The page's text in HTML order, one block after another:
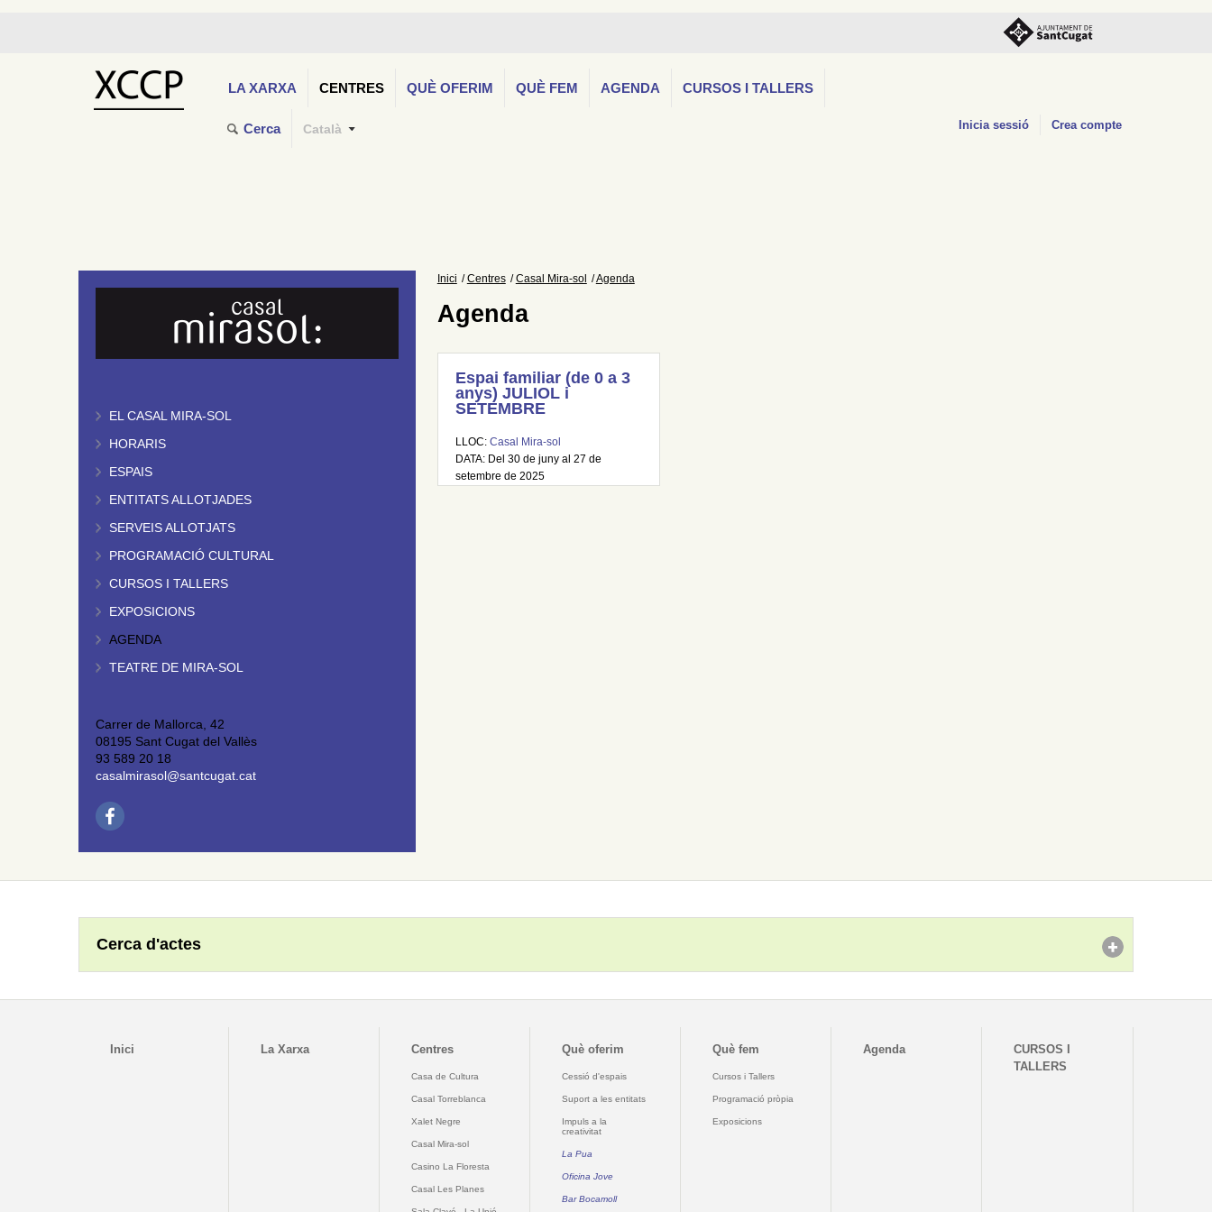
LA XARXA CENTRES QUÈ OFERIM QUÈ FEM AGENDA CURSOS I TALLERS
Cerca Català Inicia sessió Crea compte
EL CASAL MIRA-SOL
HORARIS
ESPAIS
ENTITATS ALLOTJADES
SERVEIS ALLOTJATS
PROGRAMACIÓ CULTURAL
CURSOS I TALLERS
EXPOSICIONS
AGENDA
TEATRE DE MIRA-SOL
Carrer de Mallorca, 42
08195 Sant Cugat del Vallès
93 589 20 18
casalmirasol@santcugat.cat
Inici Centres Casal Mira-sol Agenda
Agenda
Espai familiar (de 0 a 3
anys) JULIOL i
SETEMBRE
LLOC: Casal Mira-sol
DATA: Del 30 de juny al 27 de
setembre de 2025
Cerca d'actes
Inici La Xarxa Centres
Casa de Cultura
Casal Torreblanca
Xalet Negre
Casal Mira-sol
Casino La Floresta
Casal Les Planes
Què oferim
Cessió d'espais
Suport a les entitats
Impuls a la
creativitat
La Pua
Oficina Jove
Bar Bocamoll
Què fem
Cursos i Tallers
Programació pròpia
Exposicions
Agenda
CURSOS I
TALLERS